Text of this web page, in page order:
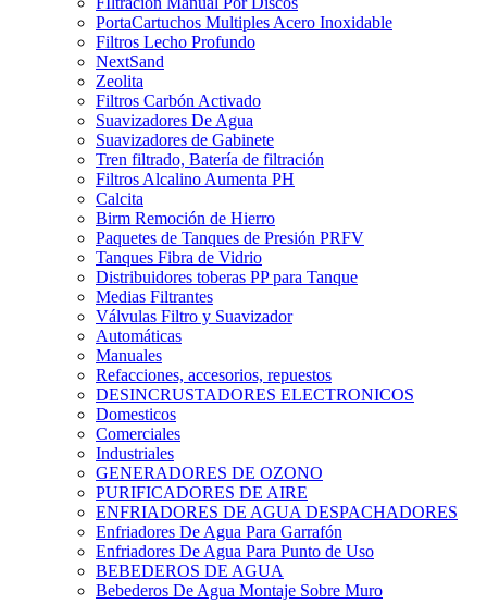
PortaCartuchos Multiples Acero Inoxidable
Filtros Lecho Profundo
NextSand
Zeolita
Filtros Carbón Activado
Suavizadores De Agua
Suavizadores de Gabinete
Tren filtrado, Batería de filtración
Filtros Alcalino Aumenta PH
Calcita
Birm Remoción de Hierro
Paquetes de Tanques de Presión PRFV
Tanques Fibra de Vidrio
Distribuidores toberas PP para Tanque
Medias Filtrantes
Válvulas Filtro y Suavizador
Automáticas
Manuales
Refacciones, accesorios, repuestos
DESINCRUSTADORES ELECTRONICOS
Domesticos
Comerciales
Industriales
GENERADORES DE OZONO
PURIFICADORES DE AIRE
ENFRIADORES DE AGUA DESPACHADORES
Enfriadores De Agua Para Garrafón
Enfriadores De Agua Para Punto de Uso
BEBEDEROS DE AGUA
Bebederos De Agua Montaje Sobre Muro